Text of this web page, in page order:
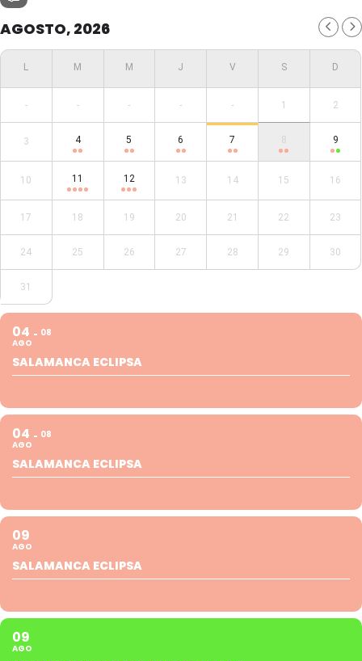
AGOSTO, 2026
- - - - - 1 2
3 4 5 6 7 8 9
10 11 12 13 14 15 16
17 18 19 20 21 22 23
24 25 26 27 28 29 30
31
04
AGO
08
SALAMANCA ECLIPSA
04
AGO
08
SALAMANCA ECLIPSA
09
AGO
SALAMANCA ECLIPSA
09
AGO